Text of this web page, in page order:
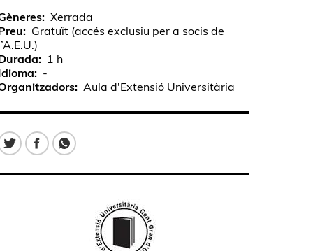
Xerrada
Gratuït (accés exclusiu per a socis de
1 h
-
Aula d'Extensió Universitària